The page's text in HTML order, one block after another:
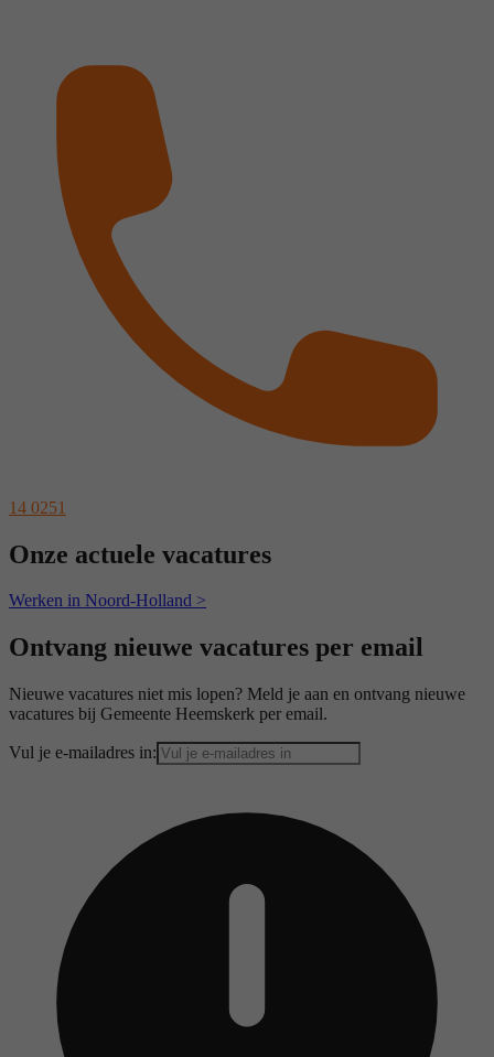
14 0251
Onze actuele vacatures
Werken in Noord-Holland >
Ontvang nieuwe vacatures per email
Nieuwe vacatures niet mis lopen? Meld je aan en ontvang nieuwe
vacatures bij Gemeente Heemskerk per email.
Vul je e-mailadres in: